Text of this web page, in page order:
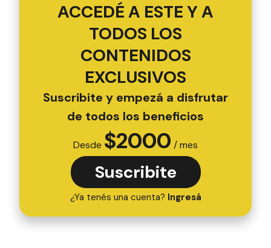
ACCEDÉ A ESTE Y A
TODOS LOS
CONTENIDOS
EXCLUSIVOS
Suscribite y empezá a disfrutar
de todos los beneficios
Desde $2000 / mes
Suscribite
¿Ya tenés una cuenta? Ingresá